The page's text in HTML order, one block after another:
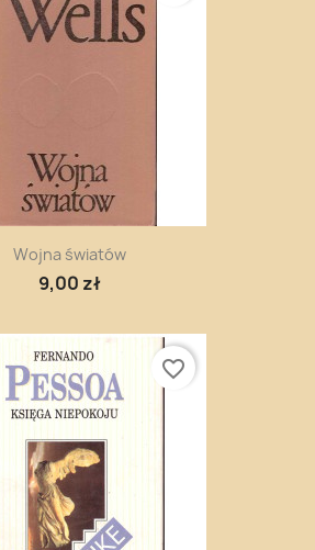
Wojna światów
9,00 zł
favorite_border